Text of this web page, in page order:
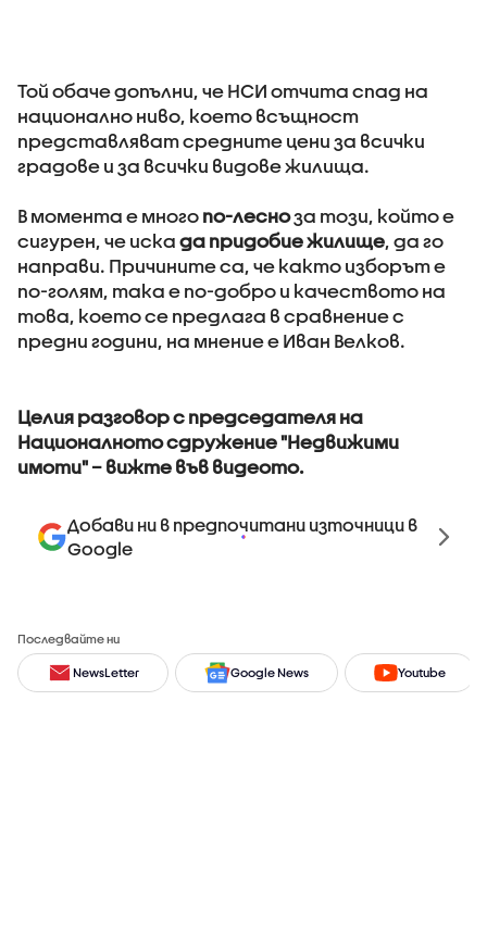
Той обаче допълни, че НСИ отчита спад на
национално ниво, което всъщност
представляват средните цени за всички
градове и за всички видове жилища.
В момента е много по-лесноза този, който е
сигурен, че иска да придобие жилище, да го
направи. Причините са, че както изборът е
по-голям, така е по-добро и качеството на
това, което се предлага в сравнение с
предни години, на мнение е Иван Велков.
Целия разговор с председателя на
Националното сдружение "Недвижими
имоти" – вижте във видеото.
Добави ни в предпочитани източници в
Google
Последвайте ни
NewsLetter Google News Youtube